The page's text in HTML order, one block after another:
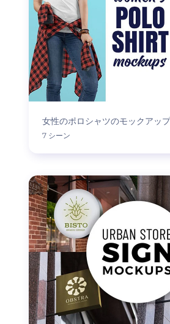
女性のポロシャツのモックアップ
7 シーン